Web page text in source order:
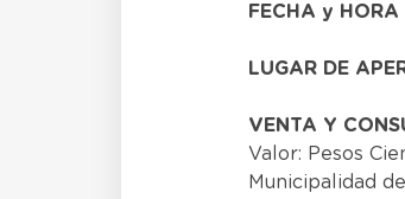
FECHA y HORA
LUGAR DE
VENTA Y
Valor: Pesos
Municipalidad